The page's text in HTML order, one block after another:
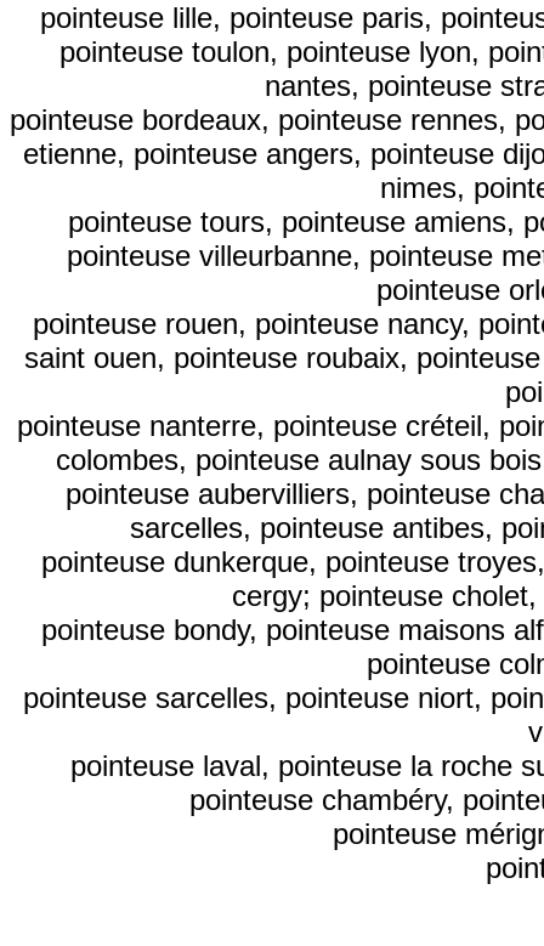
pointeuse lille, pointeuse paris,
pointeuse toulon, pointeuse lyon,
nantes, pointeuse
pointeuse bordeaux, pointeuse rennes,
etienne, pointeuse angers, pointeuse
nimes,
pointeuse tours, pointeuse amiens,
pointeuse villeurbanne, pointeuse
pointeuse
pointeuse rouen, pointeuse nancy,
saint ouen, pointeuse roubaix,
pointeuse nanterre, pointeuse créteil,
colombes, pointeuse aulnay sous
pointeuse aubervilliers, pointeuse
sarcelles, pointeuse antibes,
pointeuse dunkerque, pointeuse
cergy; pointeuse
pointeuse bondy, pointeuse maisons
pointeuse
pointeuse sarcelles, pointeuse niort,
pointeuse laval, pointeuse la roche
pointeuse chambéry,
pointeuse